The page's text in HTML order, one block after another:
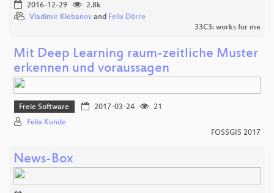
2016-12-29
2.8k
Vladimir Klebanov and Felix Dörre
33C3: works for me
Mit Deep Learning raum-zeitliche Muster
erkennen und voraussagen
Freie Software 2017-03-24
21
Felix Kunde
FOSSGIS 2017
News-Box